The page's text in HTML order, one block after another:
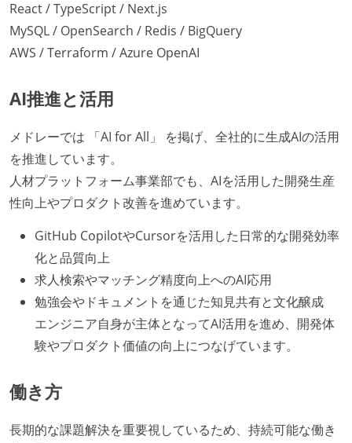
Slack等で、最新技術の良し悪しをメンバーがよく会話
している
英語でコミュニケーションとる機会が社内にある
開発メンバーの裁量
設計・実装から運用までを同じ開発チームが担い、フ
ロントエンド、バックエンド、インフラといった役割
の境界を超えて、個人が必要な範囲にまで染み出して
いく姿勢が根付いている
ムのメンバーが、ユーザーインタビューに参加してい
る
1年以内に、技術負債を解消するためのプロジェクト
や、古くなったツールのリプレイスプロジェクトがボ
トムアップで実施されたことがある
企画を決定する場に、実装を担当する開発メンバーが
タスクの見積もりは、実装を担当するメンバーが中心
全体のスケジュール管理は、途中の成果を随時確認し
React / TypeScript / Next.js
MySQL / OpenSearch / Redis / BigQuery
AWS / Terraform / Azure OpenAI
AI推進と活用
メドレーでは 「AI for All」 を掲げ、全社的に生成AIの活用
を推進しています。
人材プラットフォーム事業部でも、AIを活用した開発生産
性向上やプロダクト改善を進めています。
GitHub CopilotやCursorを活用した日常的な開発効率
化と品質向上
求人検索やマッチング精度向上へのAI応用
勉強会やドキュメントを通じた知見共有と文化醸成
エンジニア自身が主体となってAI活用を進め、開発体
験やプロダクト価値の向上につなげています。
働き方
長期的な課題解決を重要視しているため、持続可能な働き